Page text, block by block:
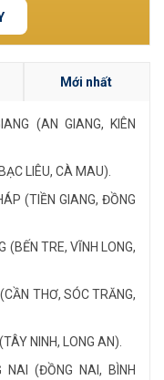
Mới nhất
(AN GIANG, KIÊN
LIÊU, CÀ MAU).
(TIỀN GIANG, ĐỒNG
TRE, VĨNH LONG,
THƠ, SÓC TRĂNG,
NINH, LONG AN).
(ĐỒNG NAI, BÌNH